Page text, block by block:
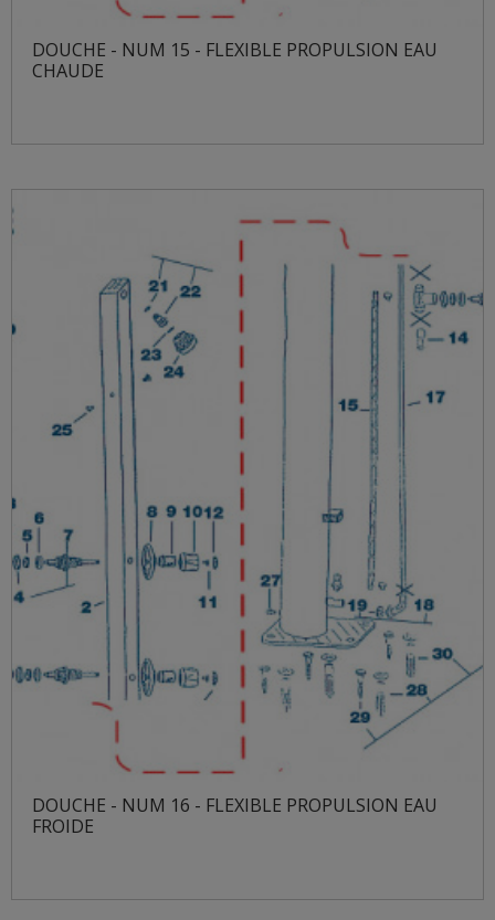
DOUCHE - NUM 15 - FLEXIBLE PROPULSION EAU
CHAUDE
DOUCHE - NUM 16 - FLEXIBLE PROPULSION EAU
FROIDE